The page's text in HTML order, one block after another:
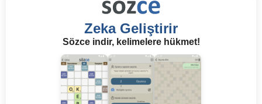
Zeka Geliştirir
Sözce indir, kelimelere hükmet!